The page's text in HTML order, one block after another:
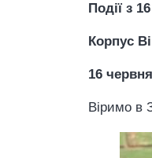
Події з
Корпус
16 червня
Віримо в